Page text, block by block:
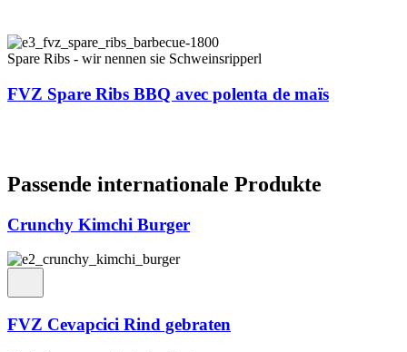
Spare Ribs - wir nennen sie Schweinsripperl
FVZ Spare Ribs BBQ avec polenta de maïs
Passende inter­nationale Produkte
Crunchy Kimchi Burger
FVZ Cevapcici Rind gebraten